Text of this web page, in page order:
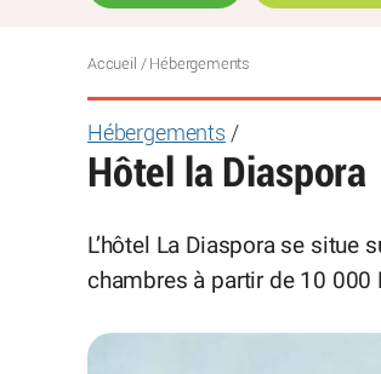
Accueil / Hébergements
Hébergements /
Hôtel la Diaspora
L’hôtel La Diaspora se situe
chambres à partir de 10 000